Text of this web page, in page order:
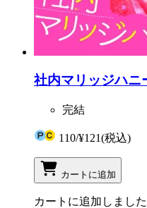
社内マリッジハニ
完結
110/¥121(税込)
カートに追加
カートに追加しました